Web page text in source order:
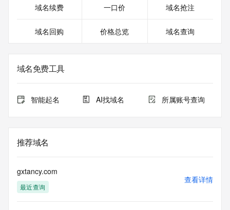
域名续费 一口价 域名抢注
域名回购 价格总览 域名查询
域名免费工具
智能起名 AI找域名 所属账号查询
推荐域名
gxtancy.com
最近查询
查看详情